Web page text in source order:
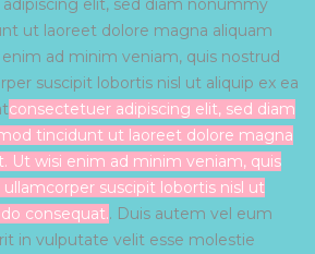
elit, sed diam nonummy
ut laoreet dolore magna aliquam
ad minim veniam, quis nostrud
suscipit lobortis nisl ut aliquip ex ea
consectetuer adipiscing elit, sed diam
tincidunt ut laoreet dolore magna
Ut wisi enim ad minim veniam, quis
suscipit lobortis nisl ut
consequat.. Duis autem vel eum
in vulputate velit esse molestie